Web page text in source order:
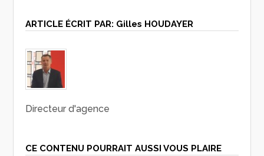
ARTICLE ÉCRIT PAR: Gilles HOUDAYER
Directeur d'agence
CE CONTENU POURRAIT AUSSI VOUS PLAIRE